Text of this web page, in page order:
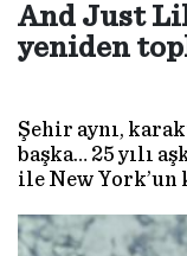
And Just Like
yeniden
Şehir aynı,
başka… 25 yılı
ile New York’un
That ile devam